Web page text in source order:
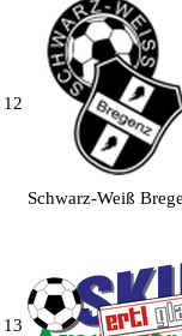
12
Schwarz-Weiß
13